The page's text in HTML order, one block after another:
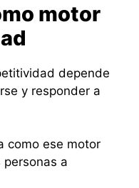
motor
depende
y responder a
como ese motor
personas a